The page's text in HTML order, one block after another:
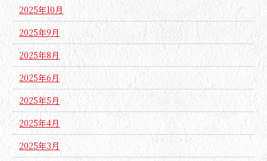
2025年10月
2025年9月
2025年8月
2025年6月
2025年5月
2025年4月
2025年3月